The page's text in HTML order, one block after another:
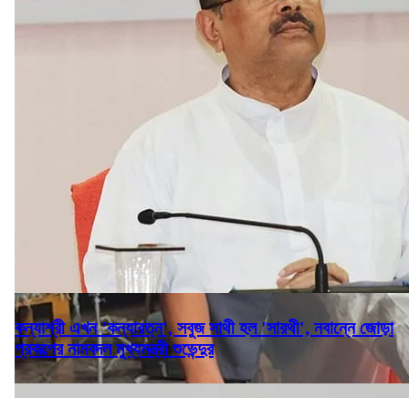
কন্যাশ্রী এখন 'কন্যারত্ন', সবুজ সাথী হল 'সারথী', নবান্নে জোড়া
প্রকল্পের নামবদল মুখ্যমন্ত্রী শুভেন্দুর